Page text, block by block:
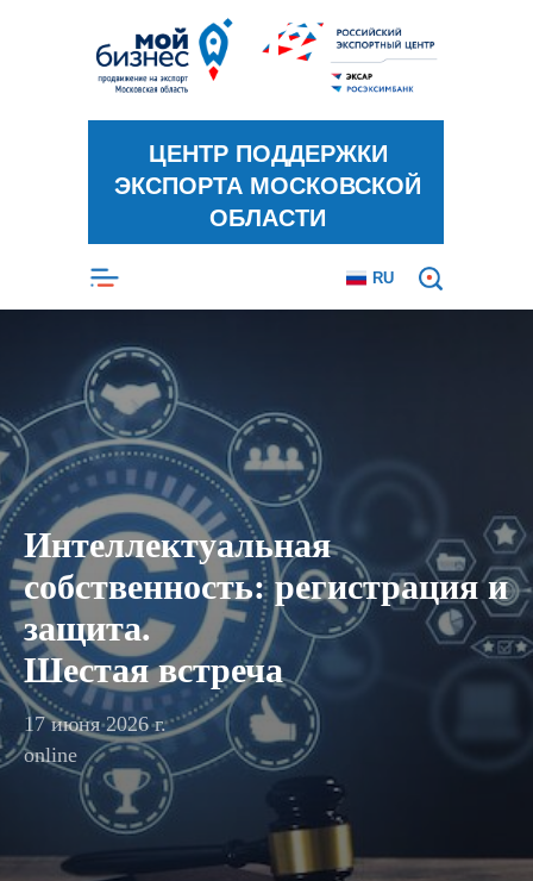
RU
ЦЕНТР ПОДДЕРЖКИ
ЭКСПОРТА МОСКОВСКОЙ
ОБЛАСТИ
Интеллектуальная
собственность: регистрация и
защита.
Шестая встреча
17 июня 2026 г.
online